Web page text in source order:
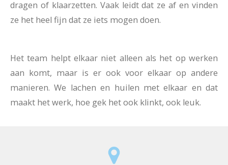
dragen of klaarzetten. Vaak leidt dat ze af en vinden
ze het heel fijn dat ze iets mogen doen.
Het team helpt elkaar niet alleen als het op werken
aan komt, maar is er ook voor elkaar op andere
manieren. We lachen en huilen met elkaar en dat
maakt het werk, hoe gek het ook klinkt, ook leuk.